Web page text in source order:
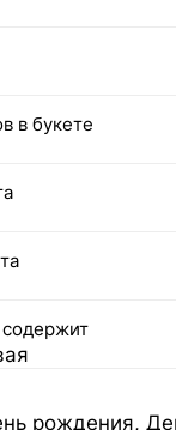
в букете
рождения,